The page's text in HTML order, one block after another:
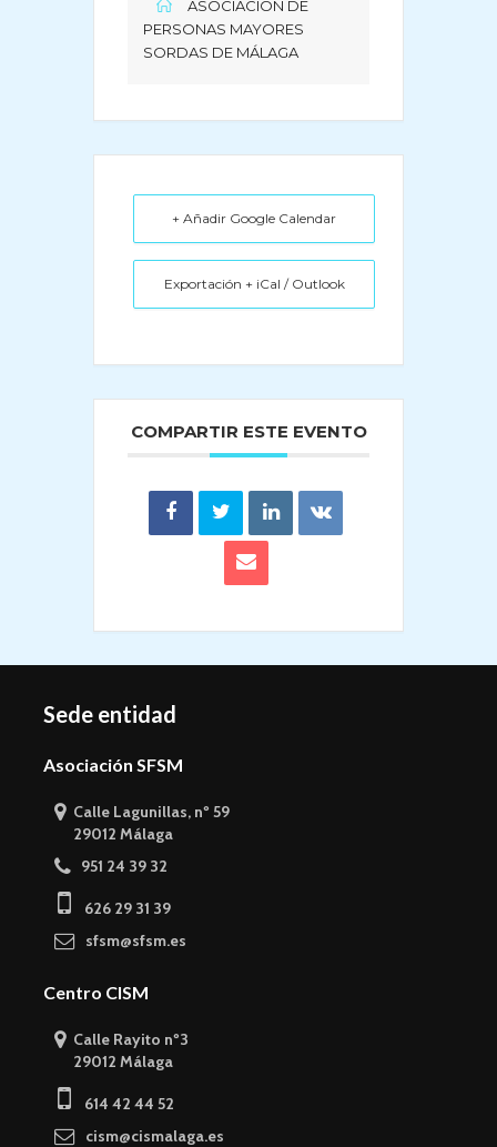
ASOCIACION DE
PERSONAS MAYORES
SORDAS DE MÁLAGA
+ Añadir Google Calendar
Exportación + iCal / Outlook
COMPARTIR ESTE EVENTO
Sede entidad
Asociación SFSM
Calle Lagunillas, nº 59
29012 Málaga
951 24 39 32
626 29 31 39
sfsm@sfsm.es
Centro CISM
Calle Rayito nº3
29012 Málaga
614 42 44 52
cism@cismalaga.es